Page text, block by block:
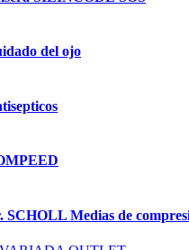
del ojo
SCHOLL Medias de